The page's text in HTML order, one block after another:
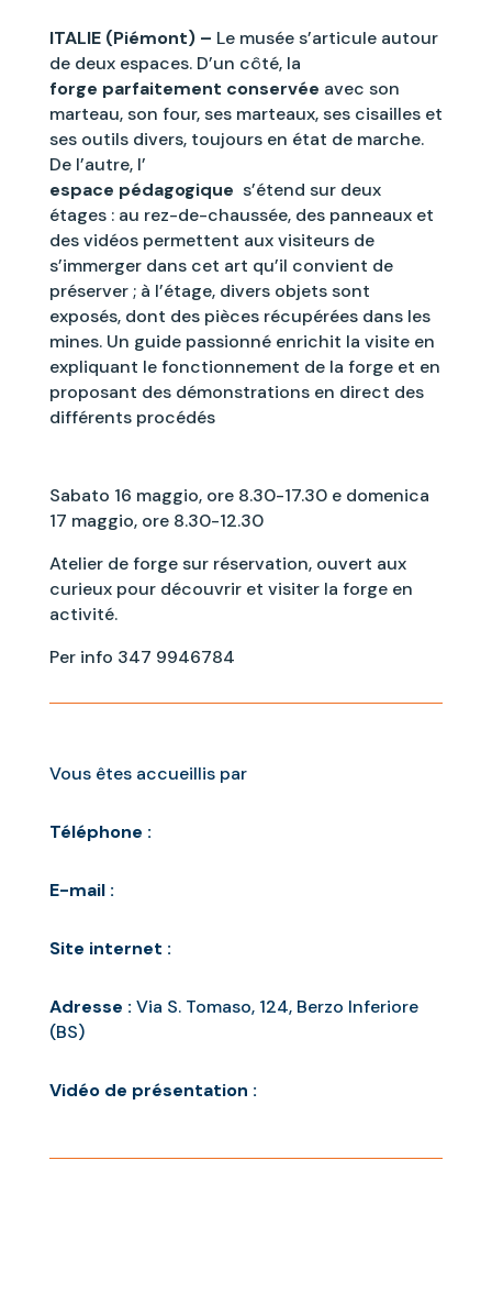
ITALIE (Piémont) – Le musée s’articule autour
de deux espaces. D’un côté, la
forge parfaitement conservée avec son
marteau, son four, ses marteaux, ses cisailles et
ses outils divers, toujours en état de marche.
De l’autre, l’
espace pédagogique s’étend sur deux
étages : au rez-de-chaussée, des panneaux et
des vidéos permettent aux visiteurs de
s’immerger dans cet art qu’il convient de
préserver ; à l’étage, divers objets sont
exposés, dont des pièces récupérées dans les
mines. Un guide passionné enrichit la visite en
expliquant le fonctionnement de la forge et en
proposant des démonstrations en direct des
différents procédés
Sabato 16 maggio, ore 8.30-17.30 e domenica
17 maggio, ore 8.30-12.30
Atelier de forge sur réservation, ouvert aux
curieux pour découvrir et visiter la forge en
activité.
Per info 347 9946784
Vous êtes accueillis par
Téléphone :
E-mail :
Site internet :
Adresse : Via S. Tomaso, 124, Berzo Inferiore
(BS)
Vidéo de présentation :